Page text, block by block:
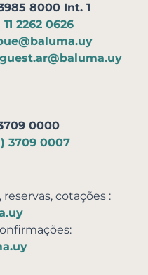
8000 Int. 1
2262 0626
guest.ar@baluma.uy
0000
3709 0007
reservas, cotações :